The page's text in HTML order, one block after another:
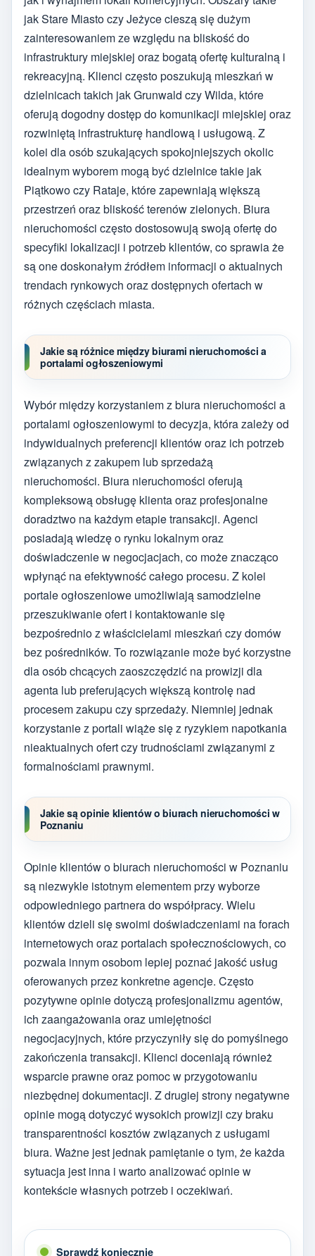
jak Stare Miasto czy Jeżyce cieszą się dużym
zainteresowaniem ze względu na bliskość do
infrastruktury miejskiej oraz bogatą ofertę kulturalną i
rekreacyjną. Klienci często poszukują mieszkań w
dzielnicach takich jak Grunwald czy Wilda, które
oferują dogodny dostęp do komunikacji miejskiej oraz
rozwiniętą infrastrukturę handlową i usługową. Z
kolei dla osób szukających spokojniejszych okolic
idealnym wyborem mogą być dzielnice takie jak
Piątkowo czy Rataje, które zapewniają większą
przestrzeń oraz bliskość terenów zielonych. Biura
nieruchomości często dostosowują swoją ofertę do
specyfiki lokalizacji i potrzeb klientów, co sprawia że
są one doskonałym źródłem informacji o aktualnych
trendach rynkowych oraz dostępnych ofertach w
różnych częściach miasta.
Jakie są różnice między biurami nieruchomości a
portalami ogłoszeniowymi
Wybór między korzystaniem z biura nieruchomości a
portalami ogłoszeniowymi to decyzja, która zależy od
indywidualnych preferencji klientów oraz ich potrzeb
związanych z zakupem lub sprzedażą
nieruchomości. Biura nieruchomości oferują
kompleksową obsługę klienta oraz profesjonalne
doradztwo na każdym etapie transakcji. Agenci
posiadają wiedzę o rynku lokalnym oraz
doświadczenie w negocjacjach, co może znacząco
wpłynąć na efektywność całego procesu. Z kolei
portale ogłoszeniowe umożliwiają samodzielne
przeszukiwanie ofert i kontaktowanie się
bezpośrednio z właścicielami mieszkań czy domów
bez pośredników. To rozwiązanie może być korzystne
dla osób chcących zaoszczędzić na prowizji dla
agenta lub preferujących większą kontrolę nad
procesem zakupu czy sprzedaży. Niemniej jednak
korzystanie z portali wiąże się z ryzykiem napotkania
nieaktualnych ofert czy trudnościami związanymi z
formalnościami prawnymi.
Jakie są opinie klientów o biurach nieruchomości w
Poznaniu
Opinie klientów o biurach nieruchomości w Poznaniu
są niezwykle istotnym elementem przy wyborze
odpowiedniego partnera do współpracy. Wielu
klientów dzieli się swoimi doświadczeniami na forach
internetowych oraz portalach społecznościowych, co
pozwala innym osobom lepiej poznać jakość usług
oferowanych przez konkretne agencje. Często
pozytywne opinie dotyczą profesjonalizmu agentów,
ich zaangażowania oraz umiejętności
negocjacyjnych, które przyczyniły się do pomyślnego
zakończenia transakcji. Klienci doceniają również
wsparcie prawne oraz pomoc w przygotowaniu
niezbędnej dokumentacji. Z drugiej strony negatywne
opinie mogą dotyczyć wysokich prowizji czy braku
transparentności kosztów związanych z usługami
biura. Ważne jest jednak pamiętanie o tym, że każda
sytuacja jest inna i warto analizować opinie w
kontekście własnych potrzeb i oczekiwań.
Sprawdź koniecznie